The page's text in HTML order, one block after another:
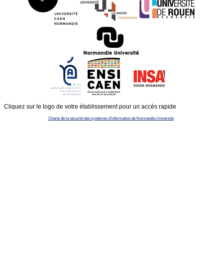
Cliquez sur le logo de votre établissement pour un accès rapide
Charte de la sécurité des systèmes d'information de Normandie Université